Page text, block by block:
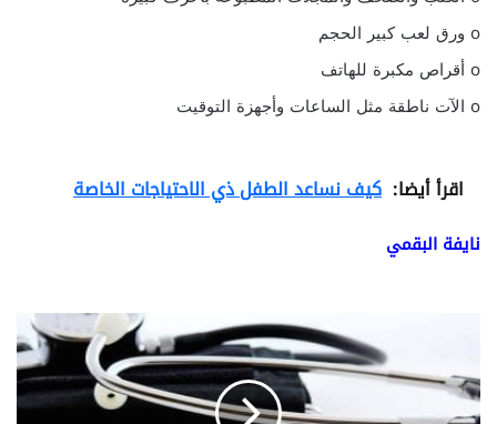
o ورق لعب كبير الحجم
o أقراص مكبرة للهاتف
o الآت ناطقة مثل الساعات وأجهزة التوقيت
اقرأ أيضا: كيف نساعد الطفل ذي الاحتياجات الخاصة
نايفة البقمي
ا
ع
ا